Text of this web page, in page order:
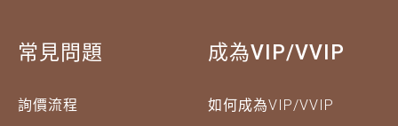
常見問題
詢價流程
成為VIP/VVIP
如何成為VIP/VVIP